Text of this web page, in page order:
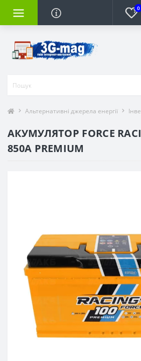
0
Альтернативні джерела енергії
АКУМУЛЯТОР FORCE
850A PREMIUM